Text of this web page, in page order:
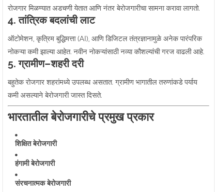
रोजगार मिळण्यात अडचणी येतात आणि नंतर बेरोजगारीचा सामना करावा लागतो.
4. तांत्रिक बदलांची लाट
ऑटोमेशन, कृत्रिम बुद्धिमत्ता (AI), आणि डिजिटल तंत्रज्ञानामुळे अनेक पारंपरिक
नोकऱ्या कमी झाल्या आहेत. नवीन नोकऱ्यांसाठी नव्या कौशल्यांची गरज वाढली आहे.
5. ग्रामीण–शहरी दरी
बहुतेक रोजगार शहरांमध्ये उपलब्ध असतात. ग्रामीण भागातील तरुणांकडे पर्याय
कमी असल्याने बेरोजगारी जास्त दिसते.
भारतातील बेरोजगारीचे प्रमुख प्रकार
शिक्षित बेरोजगारी
हंगामी बेरोजगारी
संरचनात्मक बेरोजगारी